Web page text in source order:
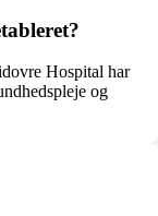
Hospital har
og